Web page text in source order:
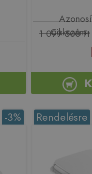
1 099 500 Ft
-3% Rendelésre